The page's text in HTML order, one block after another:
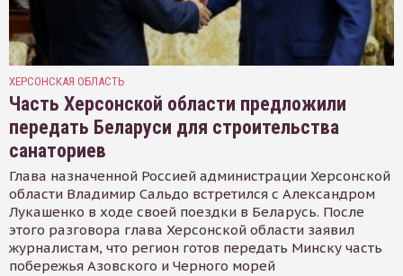
ХЕРСОНСКАЯ ОБЛАСТЬ
Часть Херсонской области предложили
передать Беларуси для строительства
санаториев
Глава назначенной Россией администрации Херсонской
области Владимир Сальдо встретился с Александром
Лукашенко в ходе своей поездки в Беларусь. После
этого разговора глава Херсонской области заявил
журналистам, что регион готов передать Минску часть
побережья Азовского и Черного морей